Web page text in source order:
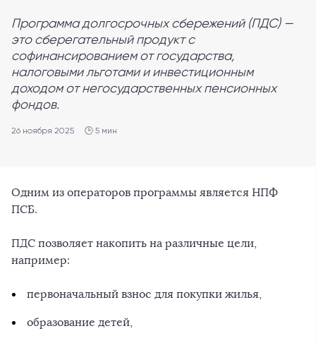
Программа долгосрочных сбережений (ПДС) —
это сберегательный продукт с
софинансированием от государства,
налоговыми льготами и инвестиционным
доходом от негосударственных пенсионных
фондов.
26 ноября 2025 🕒 5 мин
Одним из операторов программы является НПФ
ПСБ.
ПДС позволяет накопить на различные цели,
например:
первоначальный взнос для покупки жилья,
образование детей,